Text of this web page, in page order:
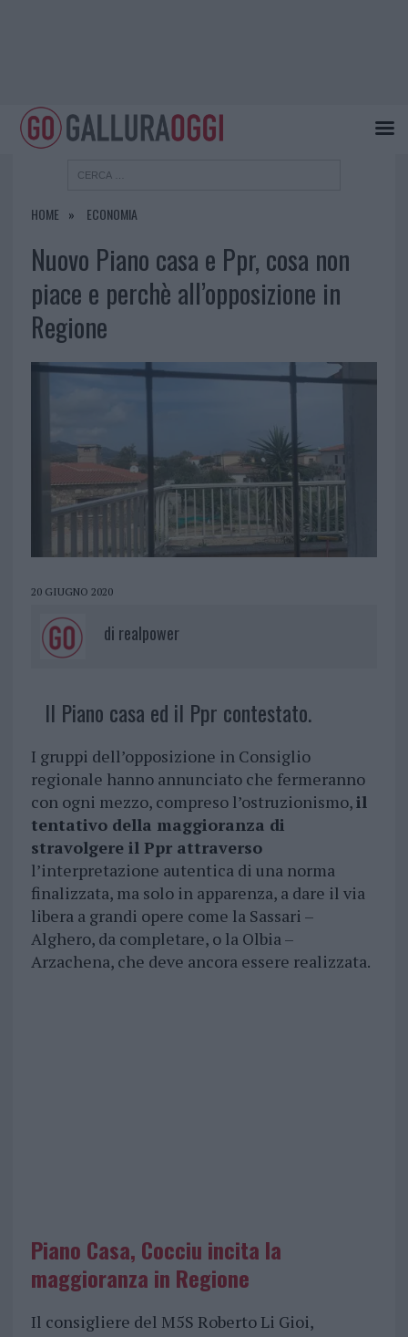
HOME ECONOMIA
Nuovo Piano casa e Ppr, cosa non
piace e perchè all’opposizione in
Regione
20 GIUGNO 2020
di realpower
Il Piano casa ed il Ppr contestato.
I gruppi dell’opposizione in Consiglio
regionale hanno annunciato che fermeranno
con ogni mezzo, compreso l’ostruzionismo,il
tentativo della maggioranza di
stravolgere il Ppr attraverso
l’interpretazione autentica di una norma
finalizzata, ma solo in apparenza, a dare il via
libera a grandi opere come la Sassari –
Alghero, da completare, o la Olbia –
Arzachena, che deve ancora essere realizzata.
Piano Casa, Cocciu incita la
maggioranza in Regione
Il consigliere del M5S Roberto Li Gioi,